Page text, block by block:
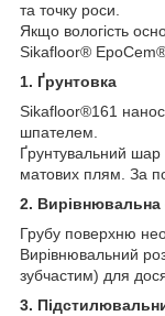
та точку роси.
Якщо вологість
Sikafloor® EpoCem®
1. Ґрунтовка
Sikafloor®161
шпателем.
Ґрунтувальний шар
матових плям. За
2. Вирівнювальна
Грубу поверхню
Вирівнювальний
зубчастим) для
3.